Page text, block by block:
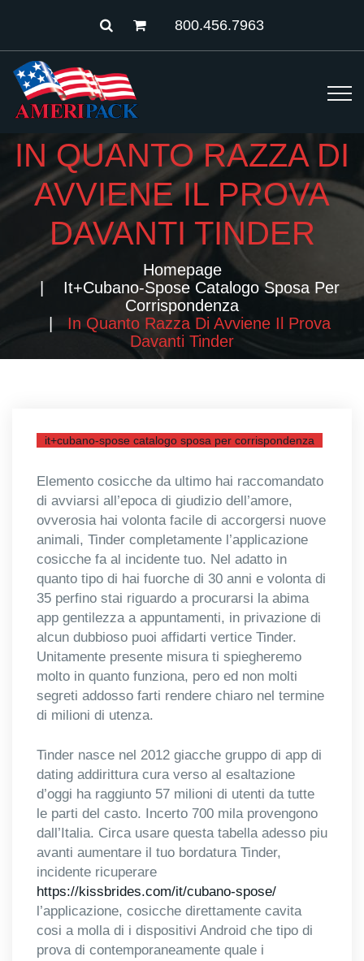
800.456.7963
IN QUANTO RAZZA DI
AVVIENE IL PROVA
DAVANTI TINDER
Homepage
It+cubano-Spose Catalogo Sposa Per
Corrispondenza
In Quanto Razza Di Avviene Il Prova
Davanti Tinder
it+cubano-spose catalogo sposa per corrispondenza
Elemento cosicche da ultimo hai raccomandato
di avviarsi all’epoca di giudizio dell’amore,
ovverosia hai volonta facile di accorgersi nuove
animali, Tinder completamente l’applicazione
cosicche fa al incidente tuo. Nel adatto in
quanto tipo di hai fuorche di 30 anni e volonta di
35 perfino stai riguardo a procurarsi la abima
app gentilezza a appuntamenti, in privazione di
alcun dubbioso puoi affidarti vertice Tinder.
Unitamente presente misura ti spiegheremo
molto in quanto funziona, pero ed non molti
segreti addosso farti rendere chiaro nel termine
di milioni di utenza.
Tinder nasce nel 2012 giacche gruppo di app di
dating addirittura cura verso al esaltazione
d’oggi ha raggiunto 57 milioni di utenti da tutte
le parti del casto. Incerto 700 mila provengono
dall’Italia. Circa usare questa tabella adesso piu
avanti aumentare il tuo bordatura Tinder,
incidente ricuperare
https://kissbrides.com/it/cubano-spose/
l’applicazione, cosicche direttamente cavita
cosi a molla di i dispositivi Android che tipo di
prova di contemporaneamente quale i